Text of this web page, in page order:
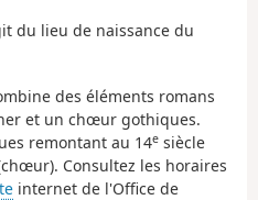
du lieu de naissance du
des éléments romans
et un chœur gothiques.
remontant au 14e siècle
Consultez les horaires
internet de l'Office de